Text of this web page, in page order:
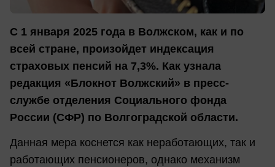
С 1 января 2025 года в Волжском, как и по
всей стране, произойдет индексация
страховых пенсий на 7,3%. Как узнала
редакция «Блокнот Волжский» в пресс-
службе отделения Социального фонда
России (СФР) по Волгоградской области.
Данная мера коснется как неработающих, так и
работающих пенсионеров, однако механизм